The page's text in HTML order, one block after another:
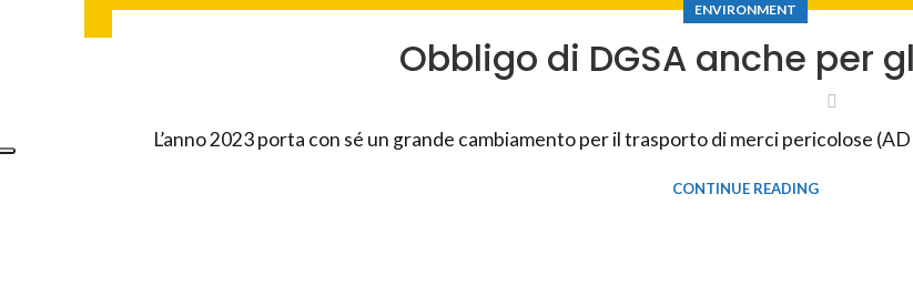
ENVIRONMENT
Obbligo di DGSA anche per
L’anno 2023 porta con sé un grande cambiamento per il trasporto di merci pericolose
CONTINUE READING